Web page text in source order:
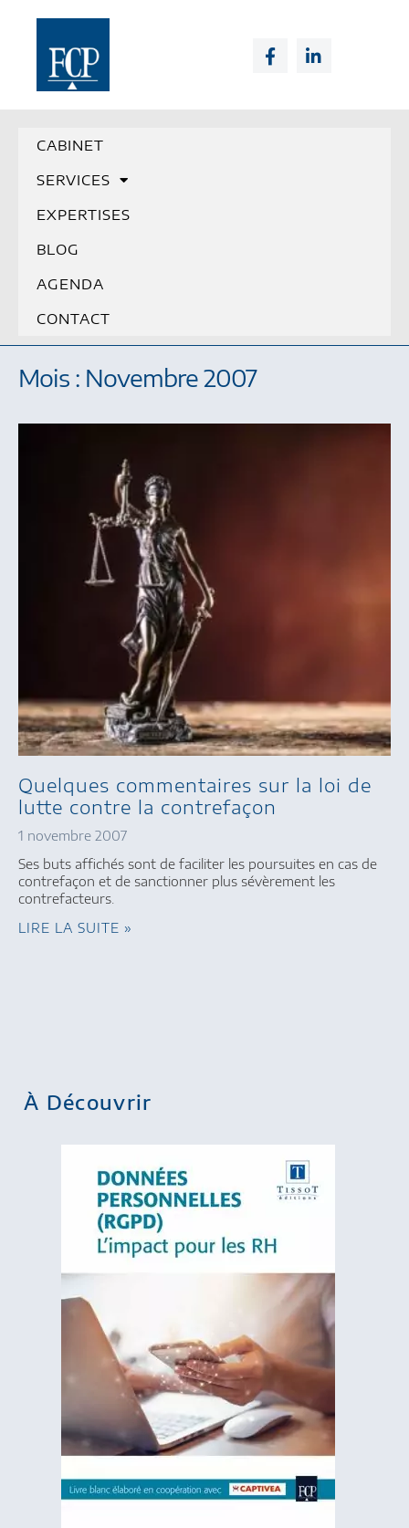
CABINET
SERVICES
EXPERTISES
BLOG
AGENDA
CONTACT
Mois : Novembre 2007
Quelques commentaires sur la loi de
lutte contre la contrefaçon
1 novembre 2007
Ses buts affichés sont de faciliter les poursuites en cas de
contrefaçon et de sanctionner plus sévèrement les
contrefacteurs.
LIRE LA SUITE »
À Découvrir